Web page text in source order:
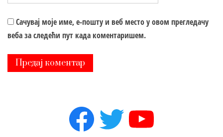
Сачувај моје име, е-пошту и веб место у овом прегледачу
веба за следећи пут када коментаришем.
Facebook
TwitterYouTube